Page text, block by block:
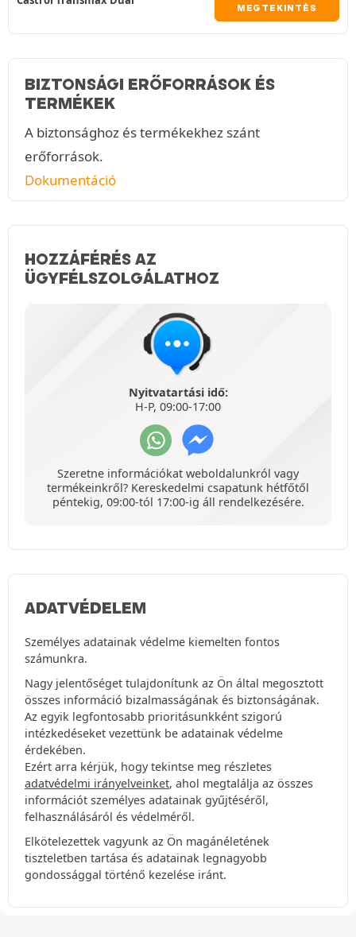
MEGTEKINTÉS
BIZTONSÁGI ERŐFORRÁSOK ÉS
TERMÉKEK
A biztonsághoz és termékekhez szánt
erőforrások.
Dokumentáció
HOZZÁFÉRÉS AZ
ÜGYFÉLSZOLGÁLATHOZ
Nyitvatartási idő:
H-P, 09:00-17:00
Szeretne információkat weboldalunkról vagy
termékeinkről? Kereskedelmi csapatunk hétfőtől
péntekig, 09:00-tól 17:00-ig áll rendelkezésére.
ADATVÉDELEM
Személyes adatainak védelme kiemelten fontos
számunkra.
Nagy jelentőséget tulajdonítunk az Ön által megosztott
összes információ bizalmasságának és biztonságának.
Az egyik legfontosabb prioritásunkként szigorú
intézkedéseket vezettünk be adatainak védelme
érdekében.
Ezért arra kérjük, hogy tekintse meg részletes
adatvédelmi irányelveinket, ahol megtalálja az összes
információt személyes adatainak gyűjtéséről,
felhasználásáról és védelméről.
Elkötelezettek vagyunk az Ön magánéletének
tiszteletben tartása és adatainak legnagyobb
gondossággal történő kezelése iránt.